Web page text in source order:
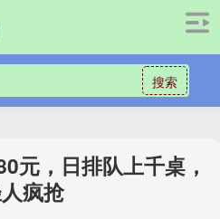
搜索
元，日排队上千桌，
疯抢